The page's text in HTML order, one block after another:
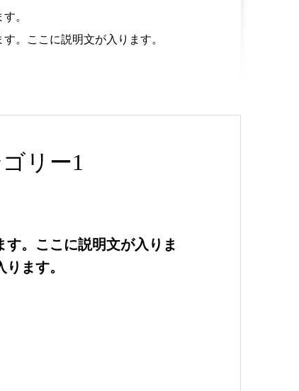
。
。ここに説明文が入ります。
リー1
す。ここに説明文が入りま
ます。